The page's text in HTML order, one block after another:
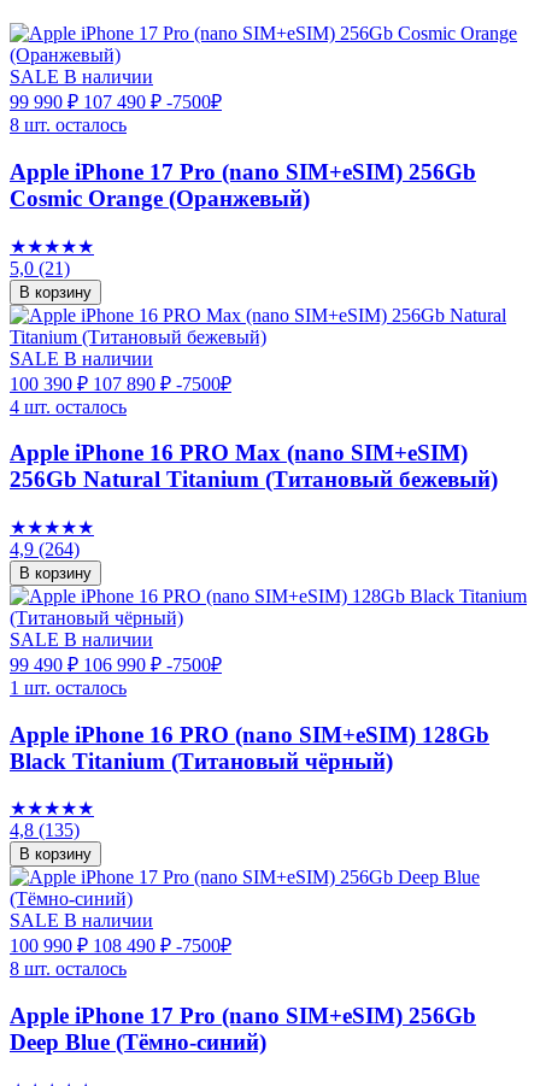
SALE В наличии
99 990 ₽ 107 490 ₽ -7500₽
8 шт. осталось
Apple iPhone 17 Pro (nano SIM+eSIM) 256Gb
Cosmic Orange (Оранжевый)
★★★★★
5,0 (21)
В корзину
SALE В наличии
100 390 ₽ 107 890 ₽ -7500₽
4 шт. осталось
Apple iPhone 16 PRO Max (nano SIM+eSIM)
256Gb Natural Titanium (Титановый бежевый)
★★★★★
4,9 (264)
В корзину
SALE В наличии
99 490 ₽ 106 990 ₽ -7500₽
1 шт. осталось
Apple iPhone 16 PRO (nano SIM+eSIM) 128Gb
Black Titanium (Титановый чёрный)
★★★★★
4,8 (135)
В корзину
SALE В наличии
100 990 ₽ 108 490 ₽ -7500₽
8 шт. осталось
Apple iPhone 17 Pro (nano SIM+eSIM) 256Gb
Deep Blue (Тёмно-синий)